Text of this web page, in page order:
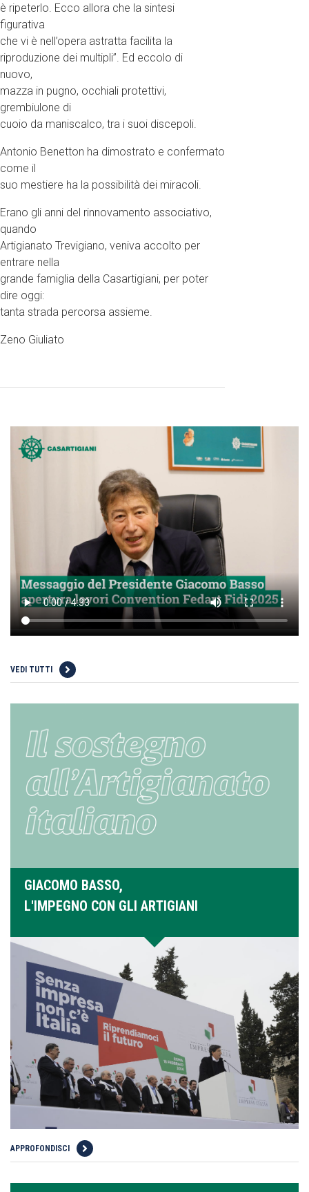
è ripeterlo. Ecco allora che la sintesi
figurativa
che vi è nell’opera astratta facilita la
riproduzione dei multipli”. Ed eccolo di
nuovo,
mazza in pugno, occhiali protettivi,
grembiulone di
cuoio da maniscalco, tra i suoi discepoli.
Antonio Benetton ha dimostrato e confermato
come il
suo mestiere ha la possibilità dei miracoli.
Erano gli anni del rinnovamento associativo,
quando
Artigianato Trevigiano, veniva accolto per
entrare nella
grande famiglia della Casartigiani, per poter
dire oggi:
tanta strada percorsa assieme.
Zeno Giuliato
VEDI TUTTI
GIACOMO BASSO,
L'IMPEGNO CON GLI ARTIGIANI
APPROFONDISCI